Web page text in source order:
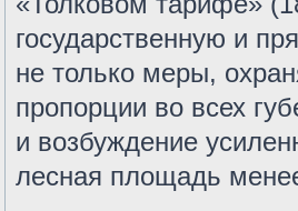
государственную и
не только меры,
пропорции во всех
и возбуждение
лесная площадь